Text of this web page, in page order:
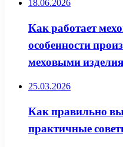
18.06.2026
Как работает
особенности
меховыми
25.03.2026
Как правильно
практичные